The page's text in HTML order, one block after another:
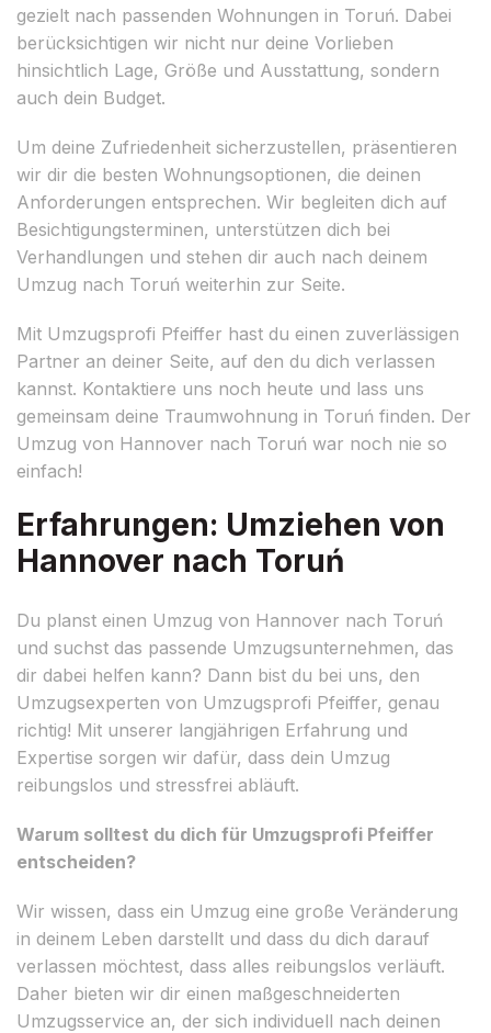
gezielt nach passenden Wohnungen in Toruń. Dabei
berücksichtigen wir nicht nur deine Vorlieben
hinsichtlich Lage, Größe und Ausstattung, sondern
auch dein Budget.
Um deine Zufriedenheit sicherzustellen, präsentieren
wir dir die besten Wohnungsoptionen, die deinen
Anforderungen entsprechen. Wir begleiten dich auf
Besichtigungsterminen, unterstützen dich bei
Verhandlungen und stehen dir auch nach deinem
Umzug nach Toruń weiterhin zur Seite.
Mit Umzugsprofi Pfeiffer hast du einen zuverlässigen
Partner an deiner Seite, auf den du dich verlassen
kannst. Kontaktiere uns noch heute und lass uns
gemeinsam deine Traumwohnung in Toruń finden. Der
Umzug von Hannover nach Toruń war noch nie so
einfach!
Erfahrungen: Umziehen von
Hannover nach Toruń
Du planst einen Umzug von Hannover nach Toruń
und suchst das passende Umzugsunternehmen, das
dir dabei helfen kann? Dann bist du bei uns, den
Umzugsexperten von Umzugsprofi Pfeiffer, genau
richtig! Mit unserer langjährigen Erfahrung und
Expertise sorgen wir dafür, dass dein Umzug
reibungslos und stressfrei abläuft.
Warum solltest du dich für Umzugsprofi Pfeiffer
entscheiden?
Wir wissen, dass ein Umzug eine große Veränderung
in deinem Leben darstellt und dass du dich darauf
verlassen möchtest, dass alles reibungslos verläuft.
Daher bieten wir dir einen maßgeschneiderten
Umzugsservice an, der sich individuell nach deinen